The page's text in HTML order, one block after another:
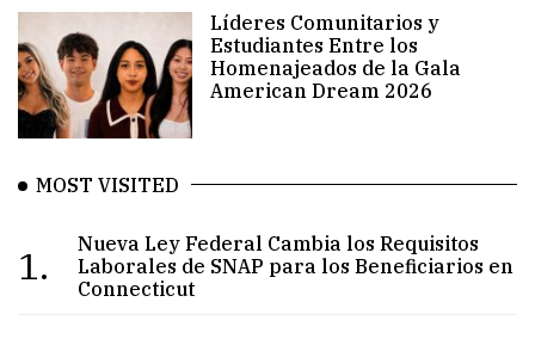
Líderes Comunitarios y
Estudiantes Entre los
Homenajeados de la Gala
American Dream 2026
MOST VISITED
1.
Nueva Ley Federal Cambia los Requisitos
Laborales de SNAP para los Beneficiarios en
Connecticut